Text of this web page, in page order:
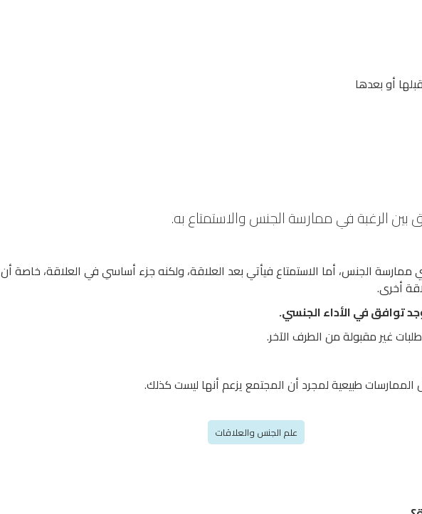
أو بعدها
بين الرغبة في ممارسة الجنس والاستمتاع به.
ممارسة الجنس، أما الاستمتاع فيأتي بعد العلاقة، ولكنه جزء أساسي في العلاقة، خاصة أن
أخرى.
توافق في الأداء الجنسي.
غير مقبولة من الطرف الآخر.
الممارسات طبيعية لمجرد أن المجتمع يزعم أنها ليست كذلك.
علم الجنس والعلاقات